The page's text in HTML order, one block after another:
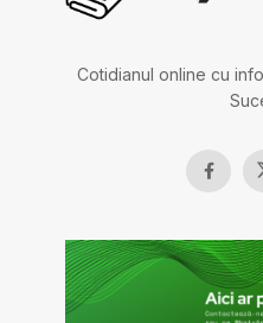
Cotidianul online cu